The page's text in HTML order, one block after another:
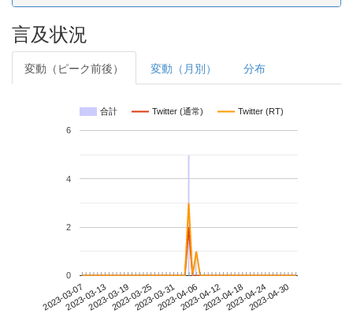
言及状況
変動（ピーク前後） 変動（月別） 分布
合計 Twitter (通常) Twitter (RT)
2023-03-072023-03-132023-03-192023-03-252023-03-312023-04-062023-04-122023-04-182023-04-242023-04-30
0
2
4
6